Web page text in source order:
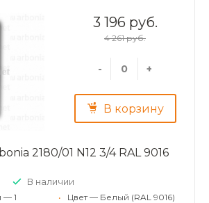
3 196 руб.
4 261 руб.
- +
В корзину
2180/01 N12 3/4 RAL 9016
В наличии
— 1
•
Цвет — Белый (RAL 9016)